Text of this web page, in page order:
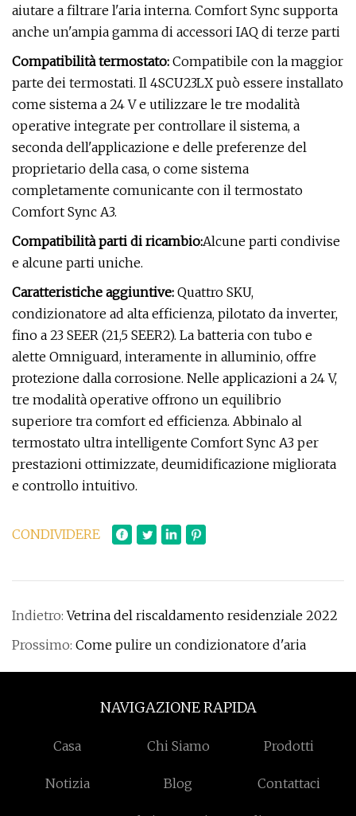
aiutare a filtrare l'aria interna. Comfort Sync supporta
anche un'ampia gamma di accessori IAQ di terze parti
Compatibilità termostato: Compatibile con la maggior
parte dei termostati. Il 4SCU23LX può essere installato
come sistema a 24 V e utilizzare le tre modalità
operative integrate per controllare il sistema, a
seconda dell'applicazione e delle preferenze del
proprietario della casa, o come sistema
completamente comunicante con il termostato
Comfort Sync A3.
Compatibilità parti di ricambio:Alcune parti condivise
e alcune parti uniche.
Caratteristiche aggiuntive: Quattro SKU,
condizionatore ad alta efficienza, pilotato da inverter,
fino a 23 SEER (21,5 SEER2). La batteria con tubo e
alette Omniguard, interamente in alluminio, offre
protezione dalla corrosione. Nelle applicazioni a 24 V,
tre modalità operative offrono un equilibrio
superiore tra comfort ed efficienza. Abbinalo al
termostato ultra intelligente Comfort Sync A3 per
prestazioni ottimizzate, deumidificazione migliorata
e controllo intuitivo.
CONDIVIDERE
Indietro:Vetrina del riscaldamento residenziale 2022
Prossimo: Come pulire un condizionatore d'aria
NAVIGAZIONE RAPIDA
Casa Chi Siamo Prodotti
Notizia Blog Contattaci